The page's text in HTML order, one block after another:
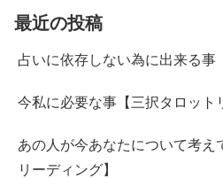
最近の投稿
占いに依存しない為に出来る事
今私に必要な事【三択タロット
あの人が今あなたについて考え
リーディング】